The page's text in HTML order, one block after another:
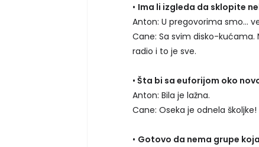
• Ima li izgleda da sklopite
Anton: U pregovorima smo...
Cane: Sa svim disko-kućama.
radio i to je sve.
• Šta bi sa euforijom oko
Anton: Bila je lažna.
Cane: Oseka je odnela školjke!
• Gotovo da nema grupe